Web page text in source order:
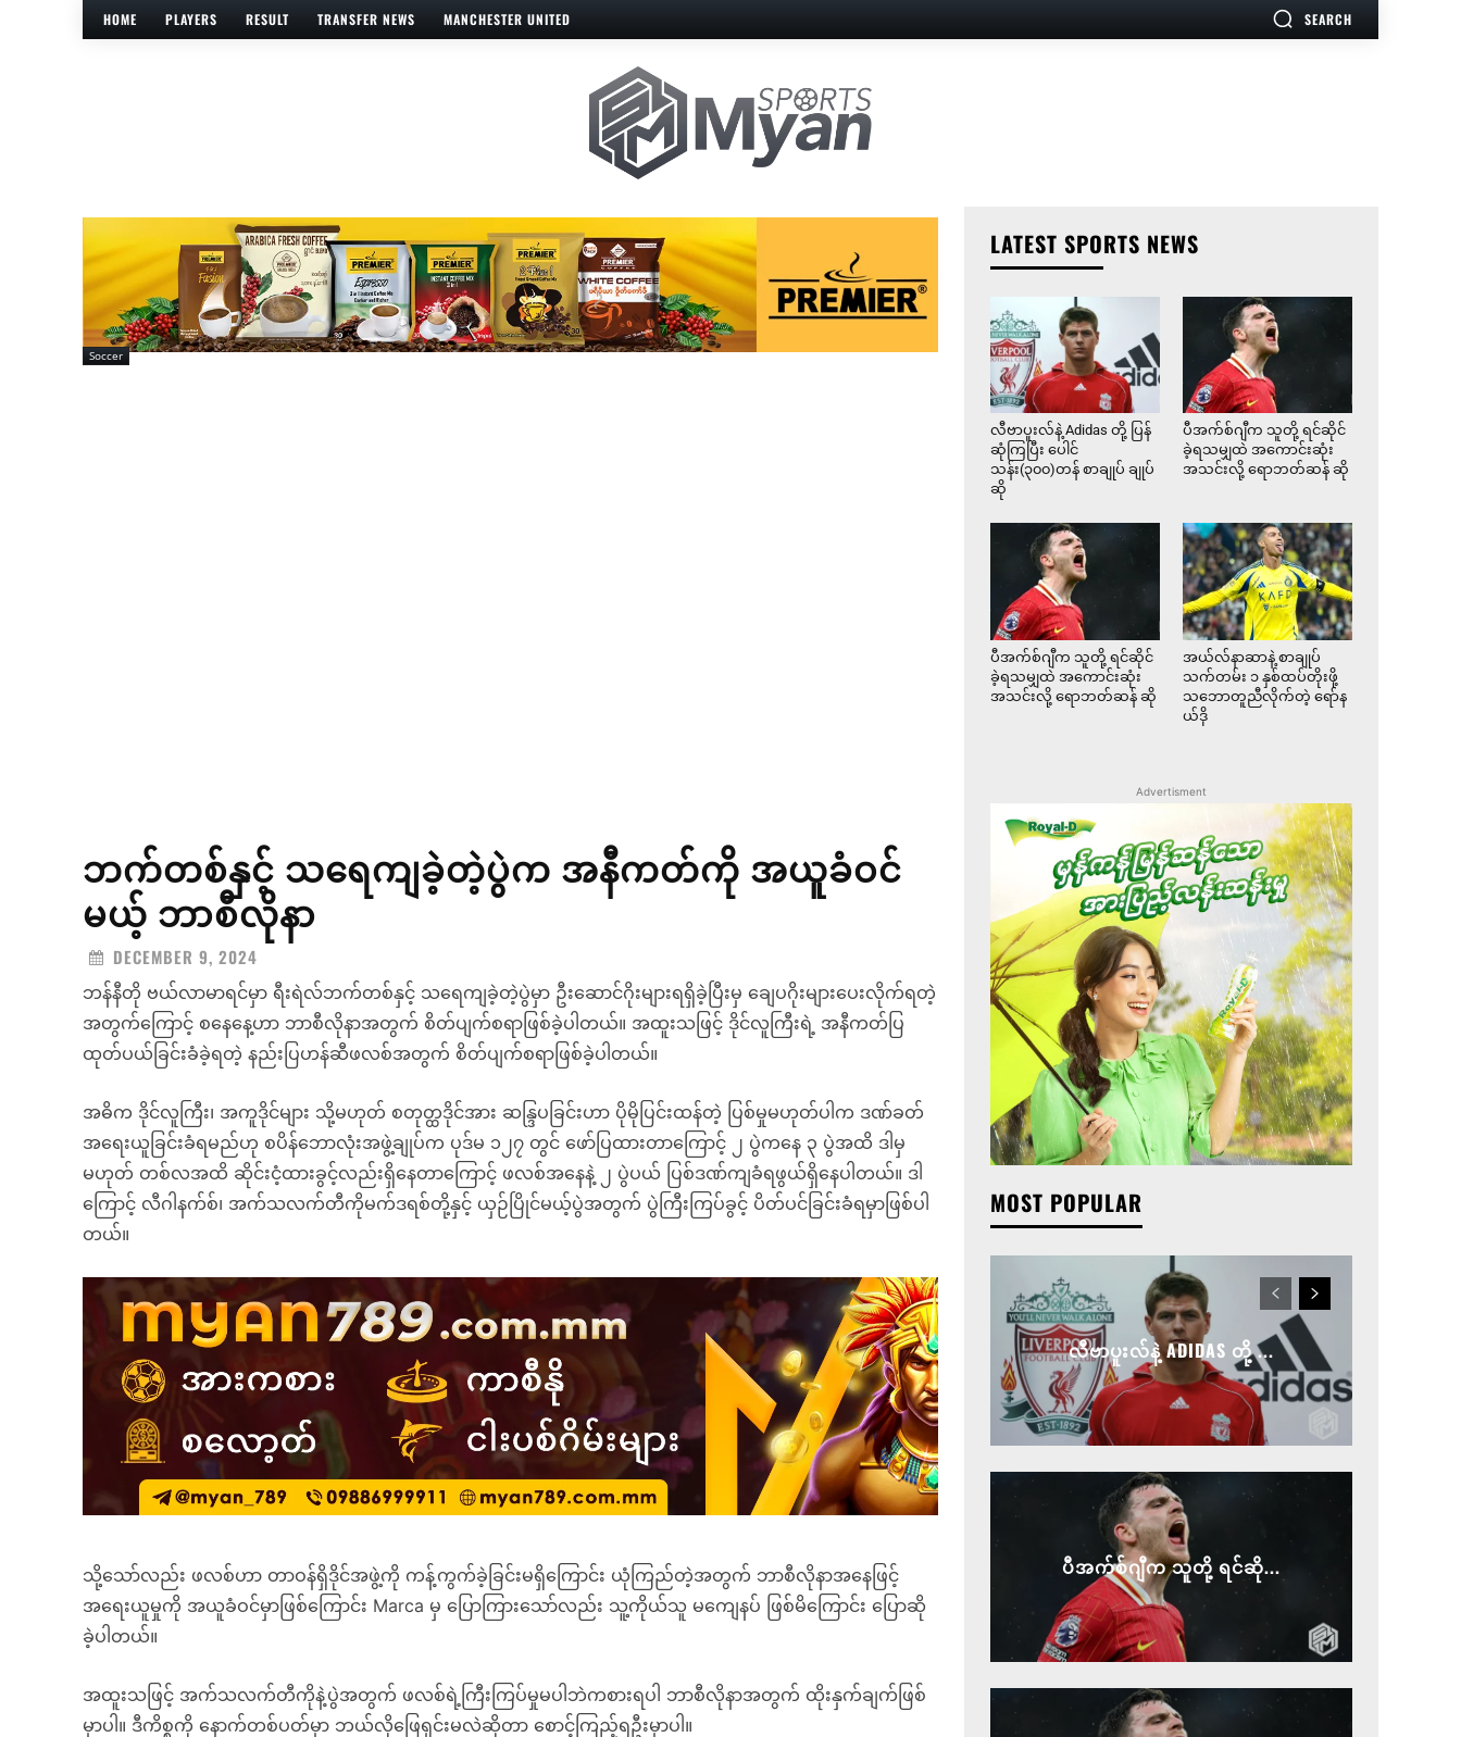
HOME PLAYERS RESULT TRANSFER NEWS MANCHESTER UNITED SEARCH
Soccer
ဘက်တစ်နှင့် သရေကျခဲ့တဲ့ပွဲက အနီကတ်ကို အယူခံဝင်
မယ့် ဘာစီလိုနာ
DECEMBER 9, 2024
ဘန်နီတို ဗယ်လာမာရင်မှာ ရီးရဲလ်ဘက်တစ်နှင့် သရေကျခဲ့တဲ့ပွဲမှာ ဦးဆောင်ဂိုးများရရှိခဲ့ပြီးမှ ချေပဂိုးများပေးလိုက်ရတဲ့
အတွက်ကြောင့် စနေနေ့ဟာ ဘာစီလိုနာအတွက် စိတ်ပျက်စရာဖြစ်ခဲ့ပါတယ်။ အထူးသဖြင့် ဒိုင်လူကြီးရဲ့ အနီကတ်ပြ
ထုတ်ပယ်ခြင်းခံခဲ့ရတဲ့ နည်းပြဟန်ဆီဖလစ်အတွက် စိတ်ပျက်စရာဖြစ်ခဲ့ပါတယ်။
အဓိက ဒိုင်လူကြီး၊ အကူဒိုင်များ သို့မဟုတ် စတုတ္ထဒိုင်အား ဆန္ဒြပခြင်းဟာ ပိုမိုပြင်းထန်တဲ့ ပြစ်မှုမဟုတ်ပါက ဒဏ်ခတ်
အရေးယူခြင်းခံရမည်ဟု စပိန်ဘောလုံးအဖွဲ့ချုပ်က ပုဒ်မ ၁၂၇ တွင် ဖော်ပြထားတာကြောင့် ၂ ပွဲကနေ ၃ ပွဲအထိ ဒါမှ
မဟုတ် တစ်လအထိ ဆိုင်းငံ့ထားခွင့်လည်းရှိနေတာကြောင့် ဖလစ်အနေနဲ့ ၂ ပွဲပယ် ပြစ်ဒဏ်ကျခံရဖွယ်ရှိနေပါတယ်။ ဒါ
ကြောင့် လီဂါနက်စ်၊ အက်သလက်တီကိုမက်ဒရစ်တို့နှင့် ယှဉ်ပြိုင်မယ့်ပွဲအတွက် ပွဲကြီးကြပ်ခွင့် ပိတ်ပင်ခြင်းခံရမှာဖြစ်ပါ
တယ်။
သို့သော်လည်း ဖလစ်ဟာ တာဝန်ရှိဒိုင်အဖွဲ့ကို ကန့်ကွက်ခဲ့ခြင်းမရှိကြောင်း ယုံကြည်တဲ့အတွက် ဘာစီလိုနာအနေဖြင့်
အရေးယူမှုကို အယူခံဝင်မှာဖြစ်ကြောင်း Marca မှ ပြောကြားသော်လည်း သူ့ကိုယ်သူ မကျေနပ် ဖြစ်မိကြောင်း ပြောဆို
ခဲ့ပါတယ်။
အထူးသဖြင့် အက်သလက်တီကိုနဲ့ပွဲအတွက် ဖလစ်ရဲ့ကြီးကြပ်မှုမပါဘဲကစားရပါ ဘာစီလိုနာအတွက် ထိုးနှက်ချက်ဖြစ်
မှာပါ။ ဒီကိစ္စကို နောက်တစ်ပတ်မှာ ဘယ်လိုဖြေရှင်းမလဲဆိုတာ စောင့်ကြည့်ရဦးမှာပါ။
LATEST SPORTS NEWS
လီဗာပူးလ်နဲ့ Adidas တို့ ပြန်
ဆုံကြပြီး ပေါင်
သန်း(၃၀၀)တန် စာချုပ် ချုပ်
ဆို
ပီအက်စ်ဂျီက သူတို့ ရင်ဆိုင်
ခဲ့ရသမျှထဲ အကောင်းဆုံး
အသင်းလို့ ရောဘတ်ဆန် ဆို
ပီအက်စ်ဂျီက သူတို့ ရင်ဆိုင်
ခဲ့ရသမျှထဲ အကောင်းဆုံး
အသင်းလို့ ရောဘတ်ဆန် ဆို
အယ်လ်နာဆာနဲ့ စာချုပ်
သက်တမ်း ၁ နှစ်ထပ်တိုးဖို့
သဘောတူညီလိုက်တဲ့ ရော်န
ယ်ဒို
Advertisment
MOST POPULAR
လီဗာပူးလ်နဲ့ ADIDAS တို့ ...
ပီအက်စ်ဂျီက သူတို့ ရင်ဆို...